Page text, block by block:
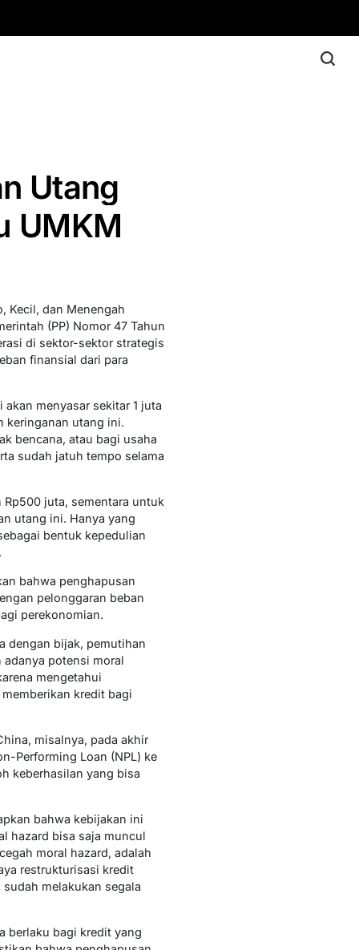
Utang
UMKM
Kecil, dan Menengah
(PP) Nomor 47 Tahun
di sektor-sektor strategis
finansial dari para
menyasar sekitar 1 juta
keringanan utang ini.
bencana, atau bagi usaha
sudah jatuh tempo selama
juta, sementara untuk
utang ini. Hanya yang
bentuk kepedulian
bahwa penghapusan
pelonggaran beban
perekonomian.
dengan bijak, pemutihan
adanya potensi moral
mengetahui
kredit bagi
misalnya, pada akhir
Performing Loan (NPL) ke
keberhasilan yang bisa
bahwa kebijakan ini
hazard bisa saja muncul
moral hazard, adalah
restrukturisasi kredit
melakukan segala
berlaku bagi kredit yang